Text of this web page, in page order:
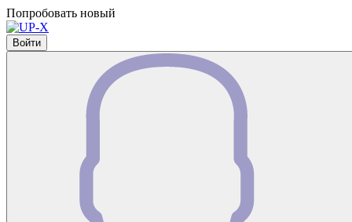
Попробовать новый
Войти